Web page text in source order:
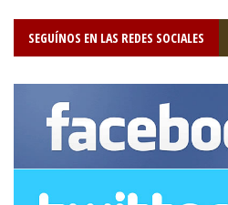
SEGUÍNOS EN LAS REDES SOCIALES